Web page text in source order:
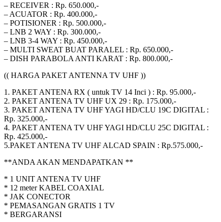
– RECEIVER : Rp. 650.000,-
– ACUATOR : Rp. 400.000,-
– POTISIONER : Rp. 500.000,-
– LNB 2 WAY : Rp. 300.000,-
– LNB 3-4 WAY : Rp. 450.000,-
– MULTI SWEAT BUAT PARALEL : Rp. 650.000,-
– DISH PARABOLA ANTI KARAT : Rp. 800.000,-
(( HARGA PAKET ANTENNA TV UHF ))
1. PAKET ANTENA RX ( untuk TV 14 Inci ) : Rp. 95.000,-
2. PAKET ANTENA TV UHF UX 29 : Rp. 175.000,-
3. PAKET ANTENA TV UHF YAGI HD/CLU 19C DIGITAL :
Rp. 325.000,-
4. PAKET ANTENA TV UHF YAGI HD/CLU 25C DIGITAL :
Rp. 425.000,-
5.PAKET ANTENA TV UHF ALCAD SPAIN : Rp.575.000,-
**ANDA AKAN MENDAPATKAN **
* 1 UNIT ANTENA TV UHF
* 12 meter KABEL COAXIAL
* JAK CONECTOR
* PEMASANGAN GRATIS 1 TV
* BERGARANSI